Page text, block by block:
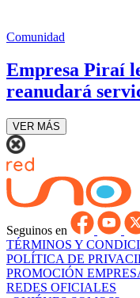
Comunidad
Empresa Piraí
reanudará
VER MÁS
Seguinos en
TÉRMINOS Y
POLÍTICA DE
PROMOCIÓN
REDES OFICIALES